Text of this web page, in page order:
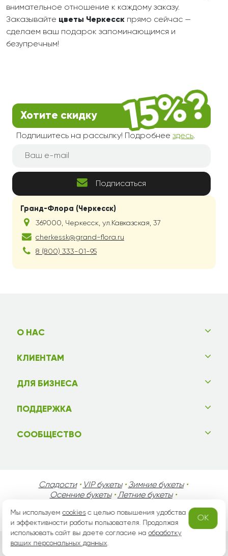
внимательное отношение к каждому заказу.
Заказывайте цветы Черкесск прямо сейчас —
сделаем ваш подарок запоминающимся и
безупречным!
Гранд-Флора (Черкесск)
369000 Черкесск ул.Кавказская, 37
cherkessk@grand-flora.ru
8 (800) 333-01-95
Хотите скидку
Подпишитесь на рассылку! Подробнее здесь.
Подписаться
О НАС
КЛИЕНТАМ
ДЛЯ БИЗНЕСА
ПОДДЕРЖКА
СООБЩЕСТВО
Сладости• VIP букеты• Зимние букеты•
Осенние букеты•Летние букеты•
День Святого Валентина•
День Матери• День Мужчин•Праздники!
Мы используемcookiesс целью повышения удобства
и эффективности работы пользователя. Продолжая
использовать сайт вы даете согласие наобработку
ваших персональных данных.
OK